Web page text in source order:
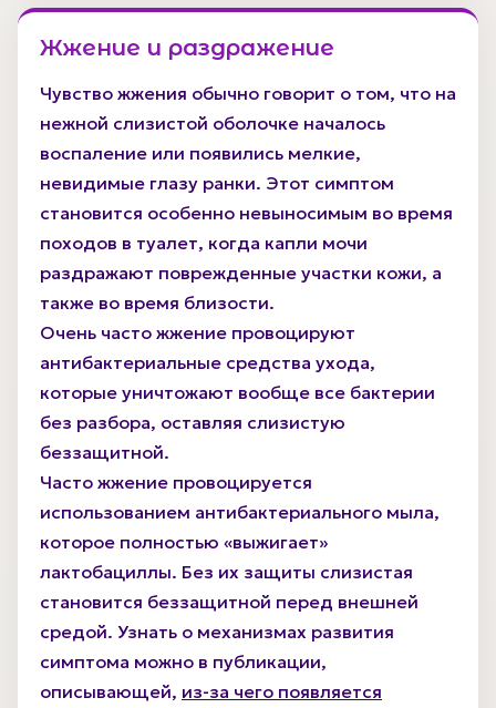
Жжение и раздражение
Чувство жжения обычно говорит о том, что на
нежной слизистой оболочке началось
воспаление или появились мелкие,
невидимые глазу ранки. Этот симптом
становится особенно невыносимым во время
походов в туалет, когда капли мочи
раздражают поврежденные участки кожи, а
также во время близости.
Очень часто жжение провоцируют
антибактериальные средства ухода,
которые уничтожают вообще все бактерии
без разбора, оставляя слизистую
беззащитной.
Часто жжение провоцируется
использованием антибактериального мыла,
которое полностью «выжигает»
лактобациллы. Без их защиты слизистая
становится беззащитной перед внешней
средой. Узнать о механизмах развития
симптома можно в публикации,
описывающей, из-за чего появляется